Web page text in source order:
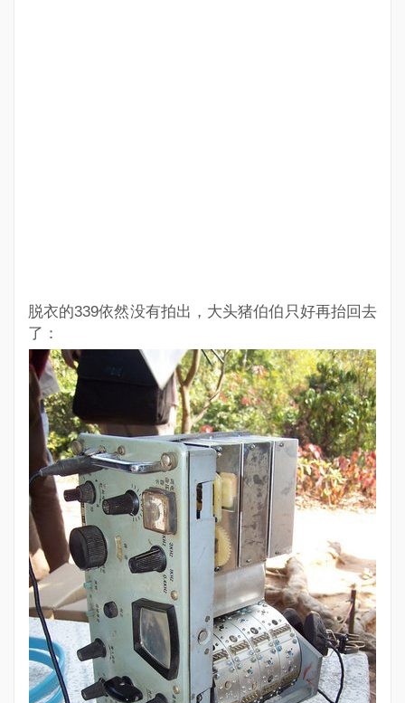
脱衣的339依然没有拍出，大头猪伯伯只好再抬回去
了：